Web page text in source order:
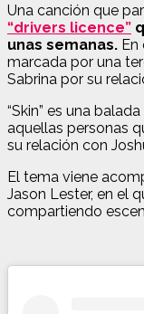
Una canción que
“drivers licence”
unas semanas. En
marcada por una
Sabrina por su
“Skin” es una
aquellas personas
su relación con
El tema viene
Jason Lester, en el
compartiendo